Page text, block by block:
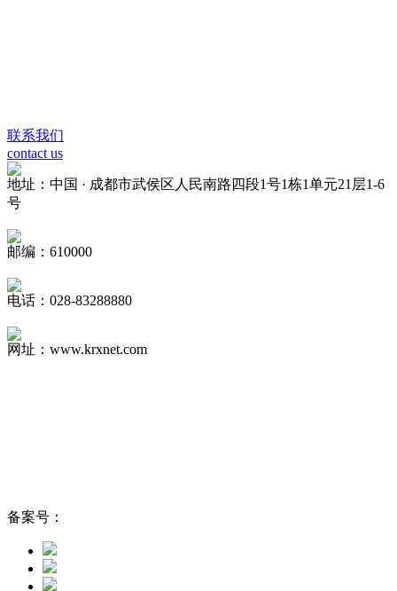
联系我们
contact us
地址：中国 · 成都市武侯区人民南路四段1号1栋1单元21层1-6
号
邮编：610000
电话：028-83288880
网址：www.krxnet.com
备案号：